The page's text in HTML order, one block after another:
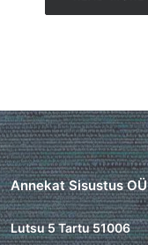
Annekat Sisustus OÜ
Lutsu 5 Tartu 51006